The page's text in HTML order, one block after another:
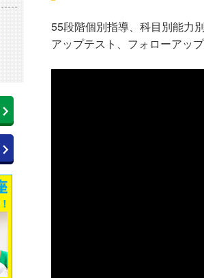
55段階個別指導、科目別能力
アップテスト、フォローアッ